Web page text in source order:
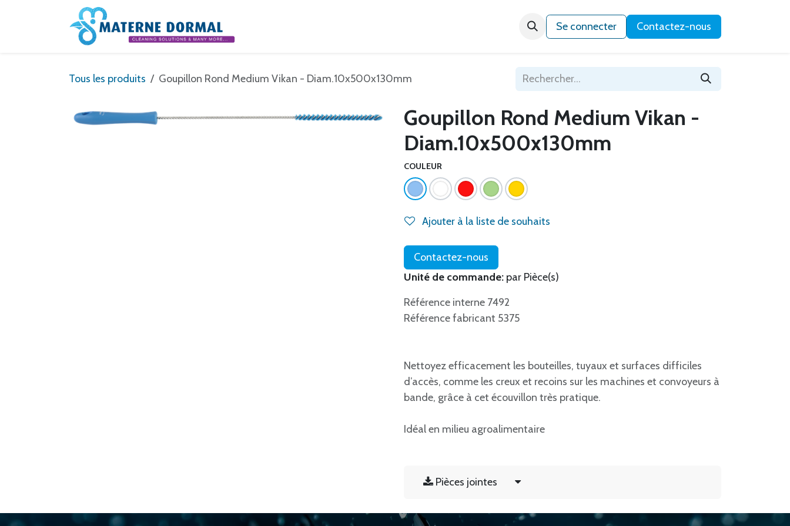
Se rendre au contenu
Qui sommes-nous ?
Se connecter Contactez-nous
Tous les produits Goupillon Rond Medium Vikan - Diam.10x500x130mm
Goupillon Rond Medium Vikan -
Diam.10x500x130mm
COULEUR
Ajouter à la liste de souhaits
Contactez-nous
Unité de commande: par Pièce(s)
Référence interne 7492
Référence fabricant 5375
Nettoyez efficacement les bouteilles, tuyaux et surfaces difficiles
d’accès, comme les creux et recoins sur les machines et convoyeurs à
bande, grâce à cet écouvillon très pratique.
Idéal en milieu agroalimentaire
Pièces jointes